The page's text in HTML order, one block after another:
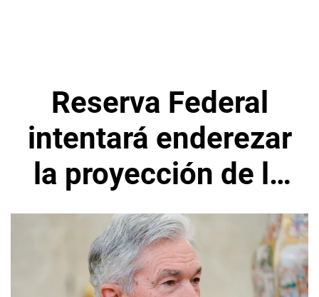
Reserva Federal
intentará enderezar
la proyección de la
economía de EEUU